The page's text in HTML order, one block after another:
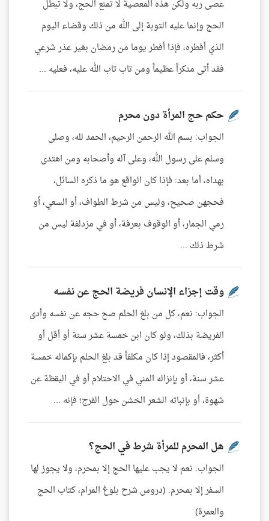
عصى ربه ولكن هذه المعصية لا تمنع الحج، ولا تبطل
الحج وإنما عليه التوبة إلى الله من ذلك وقضاء اليوم
الذي أفطره، فإذا أفطر يوما من رمضان بغير عذر شرعي
فقد أتى منكراً عظيماً ومن تاب تاب الله عليه، فعليه ...
حكم حج المرأة دون محرم
الجواب: بسم الله الرحمن الرحيم، الحمد لله، وصلى
وسلم على رسول الله، وعلى آله وأصحابه ومن اهتدى
بهداه، أما بعد: فإذا كان الواقع هو ما ذكره السائل،
فحجهن صحيح، وليس من شرط الطواف، أو السعي، أو
رمي الجمار، أو الوقوف بعرفة، أو في مزدلفة ليس من
شرط ذلك ...
وقت إجزاء الإنسان فريضة الحج عن نفسه
الجواب: نعم، كل من بلغ الحلم صح حجه عن نفسه وأدى
الفريضة بذلك، ولو كان ابن خمسة عشر سنة أو أقل أو
أكثر، فالمقصود إذا كان مكلفاً قد بلغ الحلم بإكماله خمسة
عشر سنة، أو بإنزاله المني في الاحتلام أو في اليقظة عن
شهوة، أو بإنباته الشعر الخشن حول الفرج؛ فإنه ...
هل المحرم للمرأة شرط في الحج؟
الجواب: نعم لا يجب عليها الحج إلا بمحرم، ولا يجوز لها
السفر إلا بمحرم. (دروس شرح بلوغ المرام، كتاب الحج
والعمرة)